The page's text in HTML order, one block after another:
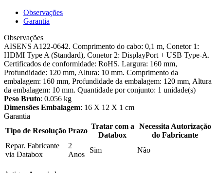
Observações
Garantia
Observações
AISENS A122-0642. Comprimento do cabo: 0,1 m, Conetor 1:
HDMI Type A (Standard), Conetor 2: DisplayPort + USB Type-A.
Certificados de conformidade: RoHS. Largura: 160 mm,
Profundidade: 120 mm, Altura: 10 mm. Comprimento da
embalagem: 160 mm, Profundidade da embalagem: 120 mm, Altura
da embalagem: 10 mm. Quantidade por conjunto: 1 unidade(s)
Peso Bruto: 0.056 kg
Dimensões Embalagem: 16 X 12 X 1 cm
Garantia
Tipo de Resolução Prazo
Tratar com a
Databox
Necessita Autorização
do Fabricante
Repar. Fabricante
via Databox
2
Anos
Sim Não